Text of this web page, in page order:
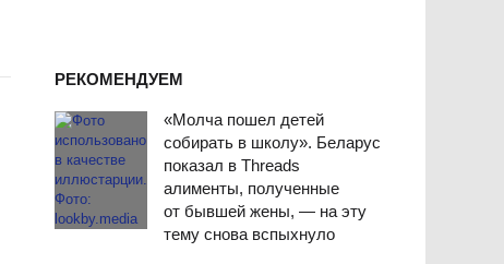
РЕКОМЕНДУЕМ
«Молча пошел детей
собирать в школу». Беларус
показал в Threads
алименты, полученные
от бывшей жены, — на эту
тему снова вспыхнуло